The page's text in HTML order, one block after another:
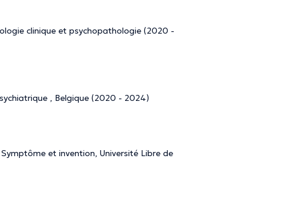
clinique et psychopathologie (2020 -
, Belgique (2020 - 2024)
et invention, Université Libre de